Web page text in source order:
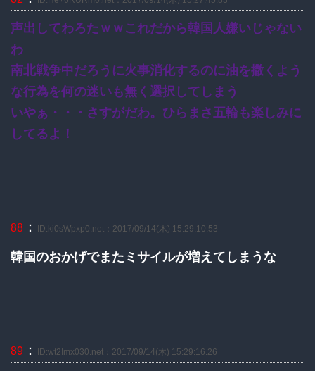
声出してわろたｗｗこれだから韓国人嫌いじゃない
わ
南北戦争中だろうに火事消化するのに油を撒くよう
な行為を何の迷いも無く選択してしまう
いやぁ・・・さすがだわ。ひらまさ五輪も楽しみに
してるよ！
88 ： ID:ki0sWpxp0.net：2017/09/14(木) 15:29:10.53
韓国のおかげでまたミサイルが増えてしまうな
89 ： ID:wt2Imx030.net：2017/09/14(木) 15:29:16.26